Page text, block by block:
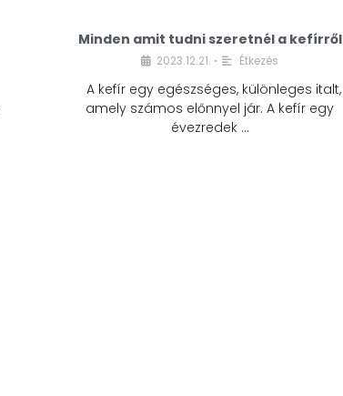
Minden amit tudni szeretnél a kefírről
2023.12.21. • Étkezés
A kefír egy egészséges, különleges italt,
amely számos előnnyel jár. A kefír egy
évezredek …